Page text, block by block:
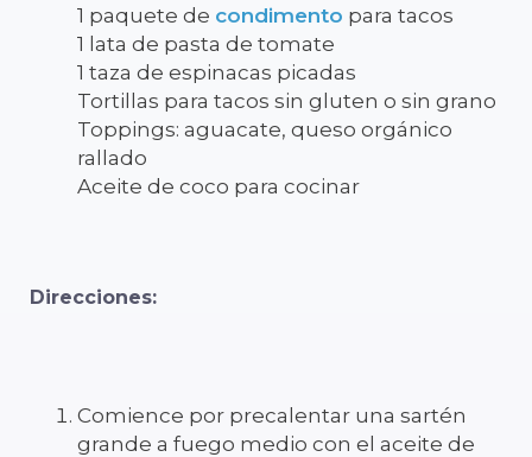
1 paquete de condimento para tacos
1 lata de pasta de tomate
1 taza de espinacas picadas
Tortillas para tacos sin gluten o sin grano
Toppings: aguacate, queso orgánico
rallado
Aceite de coco para cocinar
Direcciones:
Comience por precalentar una sartén
grande a fuego medio con el aceite de